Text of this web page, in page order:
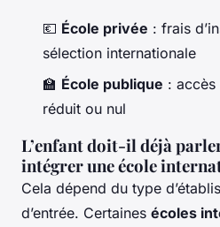
💶 École privée : frais
sélection internationale
🏫 École publique :
réduit ou nul
L’enfant doit-il déjà
intégrer une école
Cela dépend du type
d’entrée. Certaines écoles